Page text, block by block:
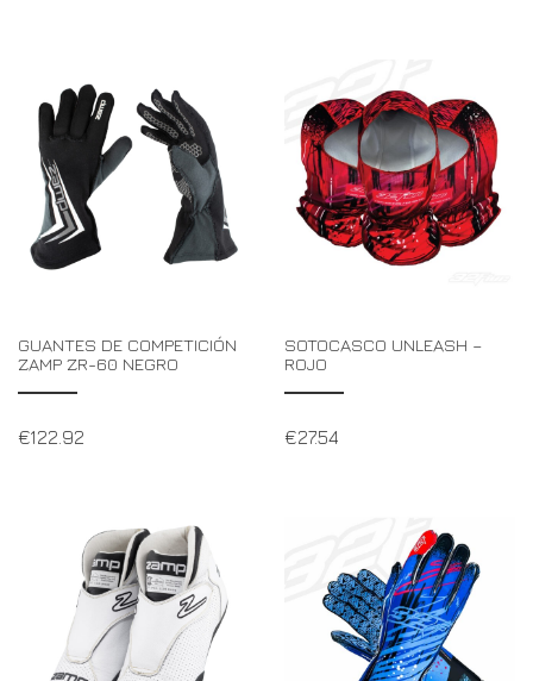
GUANTES DE COMPETICIÓN
ZAMP ZR-60 NEGRO
€122.92
SOTOCASCO UNLEASH –
ROJO
€27.54